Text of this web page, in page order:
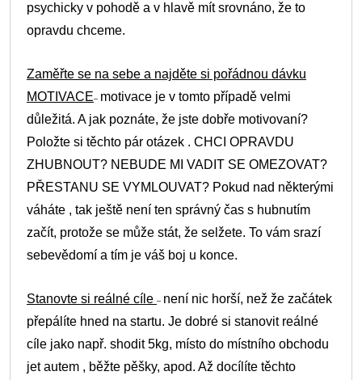
psychicky v pohodě a v hlavě mít srovnáno, že to
opravdu chceme.
Zaměřte se na sebe a najděte si pořádnou dávku
MOTIVACE– motivace je v tomto případě velmi
důležitá. A jak poznáte, že jste dobře motivovaní?
Položte si těchto pár otázek . CHCI OPRAVDU
ZHUBNOUT? NEBUDE MI VADIT SE OMEZOVAT?
PŘESTANU SE VYMLOUVAT? Pokud nad některými
váháte , tak ještě není ten správný čas s hubnutím
začít, protože se může stát, že selžete. To vám srazí
sebevědomí a tím je váš boj u konce.
Stanovte si reálné cíle – není nic horší, než že začátek
přepálíte hned na startu. Je dobré si stanovit reálné
cíle jako např. shodit 5kg, místo do místního obchodu
jet autem , běžte pěšky, apod. Až docílíte těchto